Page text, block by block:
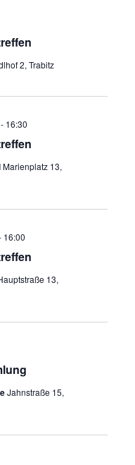
2, Trabitz
- 16:30
Marienplatz 13,
16:00
13,
Jahnstraße 15,